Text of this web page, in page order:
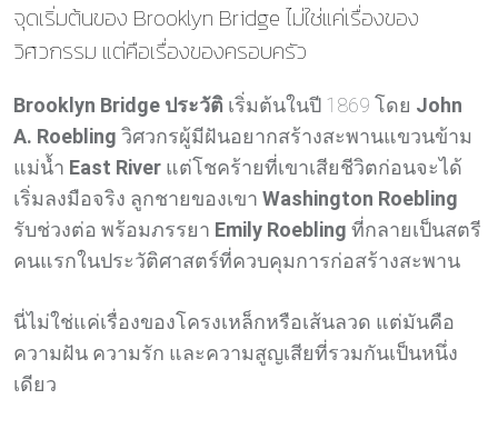
จุดเริ่มต้นของ Brooklyn Bridge ไม่ใช่แค่เรื่องของ
วิศวกรรม แต่คือเรื่องของครอบครัว
Brooklyn Bridge ประวัติ เริ่มต้นในปี 1869 โดย John
A. Roebling วิศวกรผู้มีฝันอยากสร้างสะพานแขวนข้าม
แม่น้ำ East River แต่โชคร้ายที่เขาเสียชีวิตก่อนจะได้
เริ่มลงมือจริง ลูกชายของเขา Washington Roebling
รับช่วงต่อ พร้อมภรรยา Emily Roebling ที่กลายเป็นสตรี
คนแรกในประวัติศาสตร์ที่ควบคุมการก่อสร้างสะพาน
นี่ไม่ใช่แค่เรื่องของโครงเหล็กหรือเส้นลวด แต่มันคือ
ความฝัน ความรัก และความสูญเสียที่รวมกันเป็นหนึ่ง
เดียว